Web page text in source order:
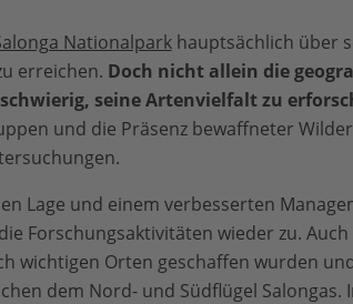
Nationalparkhauptsächlich über
erreichen. Doch nicht allein die
seine Artenvielfalt zu
und die Präsenz bewaffneter
Lage und einem verbesserten
Forschungsaktivitäten wieder zu.
wichtigen Orten geschaffen wurden
dem Nord- und Südflügel